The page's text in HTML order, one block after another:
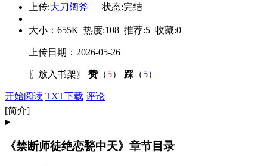
上传:大刀阔斧 | 状态:完结
大小： 655K 热度:108 推荐:5 收藏:0
上传日期：2026-05-26
〖 放入书架〗 赞（5） 踩 （5）
开始阅读 TXT下载 评论
[简介]
《禁断师徒绝恋甃中天》章节目录